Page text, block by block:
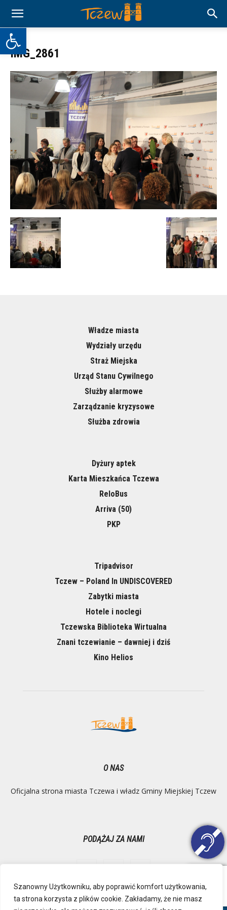
Otwórz pasek narzędzi
Szanowny Użytkowniku, aby poprawić komfort użytkowania,
ta strona korzysta z plików cookie. Zakładamy, że nie masz
IMG_2861
Władze miasta
Wydziały urzędu
Straż Miejska
Urząd Stanu Cywilnego
Służby alarmowe
Zarządzanie kryzysowe
Służba zdrowia
Dyżury aptek
Karta Mieszkańca Tczewa
ReloBus
Arriva (50)
PKP
Tripadvisor
Tczew – Poland In UNDISCOVERED
Zabytki miasta
Hotele i noclegi
Tczewska Biblioteka Wirtualna
Znani tczewianie – dawniej i dziś
Kino Helios
O NAS
Oficjalna strona miasta Tczewa i władz Gminy Miejskiej Tczew
PODĄŻAJ ZA NAMI
Ochrona danych osobowych Inspektor Danych Osobowych